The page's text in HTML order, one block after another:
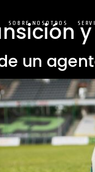
SOBRE NOSOTROS
un